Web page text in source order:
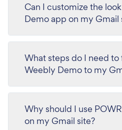
Can I customize the
Demo app on my Gmail
What steps do I need
Weebly Demo to my
Why should I use
on my Gmail site?